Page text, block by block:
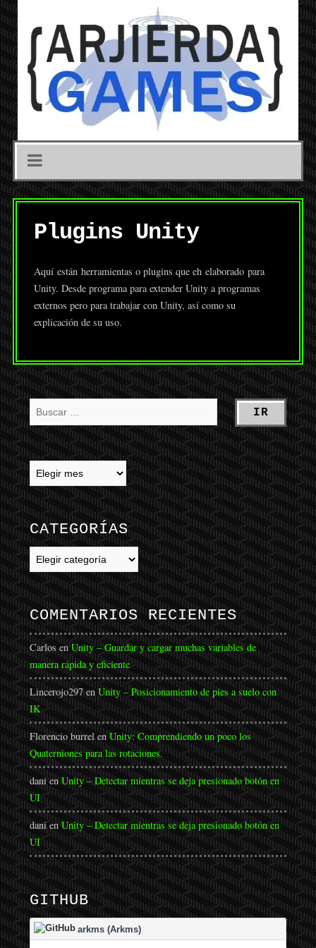
Plugins Unity
Aquí están herramientas o plugins que eh elaborado para
Unity. Desde programa para extender Unity a programas
externos pero para trabajar con Unity, así como su
explicación de su uso.
CATEGORÍAS
Categorías
COMENTARIOS RECIENTES
CarlosenUnity – Guardar y cargar muchas variables de
manera rápida y eficiente
Lincerojo297en Unity – Posicionamiento de pies a suelo con
IK
Florencio burrelen Unity: Comprendiendo un poco los
Quaterniones para las rotaciones.
danienUnity – Detectar mientras se deja presionado botón en
UI
danienUnity – Detectar mientras se deja presionado botón en
UI
GITHUB
arkms (Arkms)